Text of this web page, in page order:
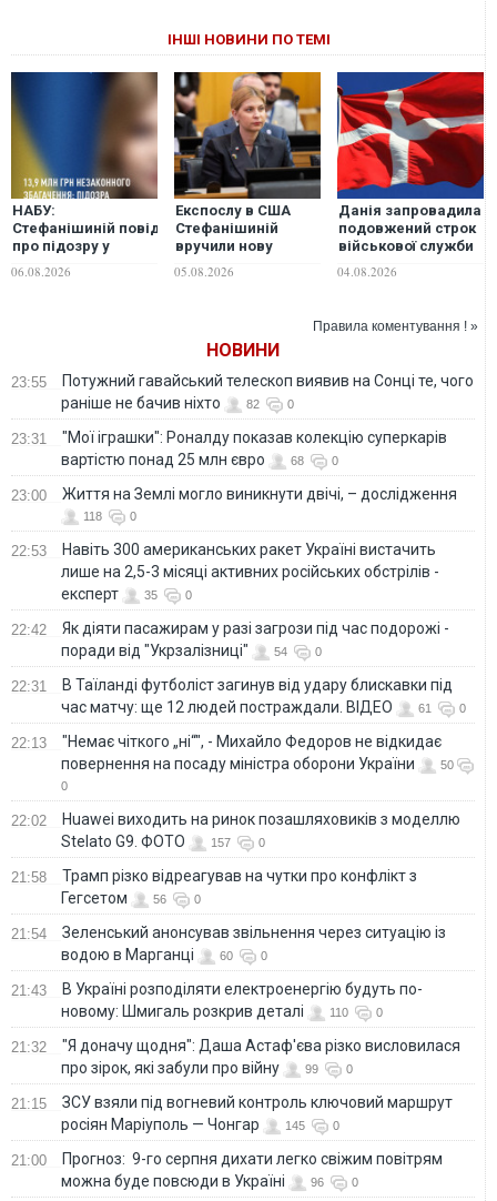
ІНШІ НОВИНИ ПО ТЕМІ
НАБУ:
Стефанішиній повідомили
про підозру у
незаконному
збагаченні на
06.08.2026
Експослу в США
Стефанішиній
вручили нову
підозру та
обирають
05.08.2026
Данія запровадила
подовжений строк
військової служби
у відповідь на дії
Росії та Трампа
04.08.2026
Правила коментування ! »
НОВИНИ
23:55
Потужний гавайський телескоп виявив на Сонці те, чого
раніше не бачив ніхто
82 0
23:31
"Мої іграшки": Роналду показав колекцію суперкарів
вартістю понад 25 млн євро
68 0
23:00 Життя на Землі могло виникнути двічі, – дослідження
118 0
22:53
Навіть 300 американських ракет Україні вистачить
лише на 2,5-3 місяці активних російських обстрілів -
експерт
35 0
22:42
Як діяти пасажирам у разі загрози під час подорожі -
поради від "Укрзалізниці"
54 0
22:31
В Таїланді футболіст загинув від удару блискавки під
час матчу: ще 12 людей постраждали. ВІДЕО
61 0
22:13
"Немає чіткого „ні“", - Михайло Федоров не відкидає
повернення на посаду міністра оборони України
50
0
22:02
Huawei виходить на ринок позашляховиків з моделлю
Stelato G9. ФОТО
157 0
21:58
Трамп різко відреагував на чутки про конфлікт з
Гегсетом
56 0
21:54
Зеленський анонсував звільнення через ситуацію із
водою в Марганці
60 0
21:43
В Україні розподіляти електроенергію будуть по-
новому: Шмигаль розкрив деталі
110 0
21:32
"Я доначу щодня": Даша Астаф'єва різко висловилася
про зірок, які забули про війну
99 0
21:15
ЗСУ взяли під вогневий контроль ключовий маршрут
росіян Маріуполь — Чонгар
145 0
21:00
Прогноз: 9-го серпня дихати легко свіжим повітрям
можна буде повсюди в Україні
96 0